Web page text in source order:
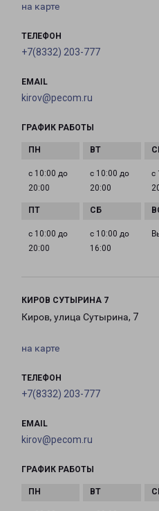
на карте
ТЕЛЕФОН
+7(8332) 203-777
EMAIL
kirov@pecom.ru
ГРАФИК РАБОТЫ
с 10:00 до
20:00
с 10:00 до
20:00
с
с 10:00 до
20:00
с 10:00 до
16:00
КИРОВ СУТЫРИНА 7
Киров, улица Сутырина, 7
на карте
ТЕЛЕФОН
+7(8332) 203-777
EMAIL
kirov@pecom.ru
ГРАФИК РАБОТЫ